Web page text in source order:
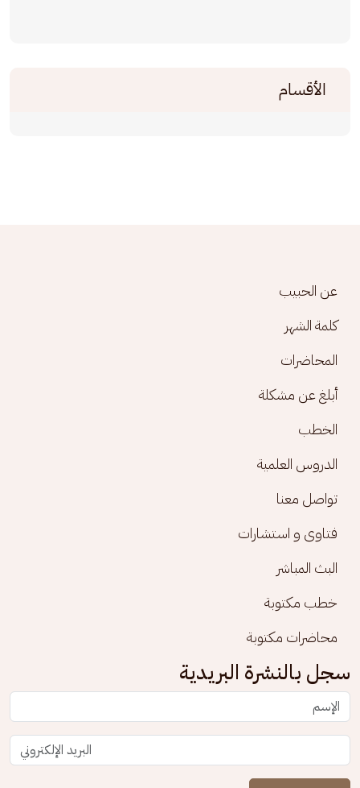
الأقسام
Footer menu
عن الحبيب
كلمة الشهر
المحاضرات
أبلغ عن مشكلة
الخطب
الدروس العلمية
تواصل معنا
فتاوى و استشارات
البث المباشر
خطب مكتوبة
محاضرات مكتوبة
سجل بالنشرة البريدية